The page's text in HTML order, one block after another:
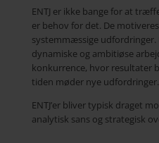
ENTJ er ikke bange for at
er behov for det. De
systemmæssige udfordringer.
dynamiske og ambitiøse
konkurrence, hvor resultater
tiden møder nye udfordringer.
ENTJ’er bliver typisk draget
analytisk sans og strategisk